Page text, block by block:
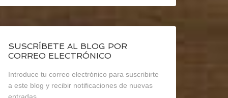
SUSCRÍBETE AL BLOG POR
CORREO ELECTRÓNICO
Introduce tu correo electrónico para suscribirte
a este blog y recibir notificaciones de nuevas